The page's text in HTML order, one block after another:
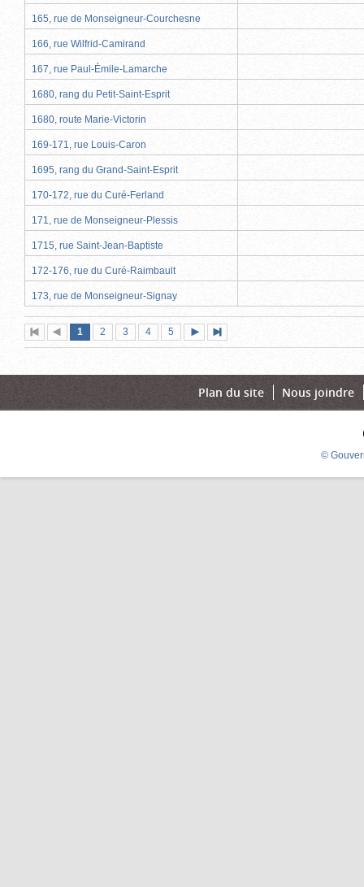
165, rue de Monseigneur-Courchesne
166, rue Wilfrid-Camirand
167, rue Paul-Émile-Lamarche
1680, rang du Petit-Saint-Esprit
1680, route Marie-Victorin
169-171, rue Louis-Caron
1695, rang du Grand-Saint-Esprit
170-172, rue du Curé-Ferland
171, rue de Monseigneur-Plessis
1715, rue Saint-Jean-Baptiste
172-176, rue du Curé-Raimbault
173, rue de Monseigneur-Signay
Première
page
Page
précédente
Page
1 (page
actuelle)
Page
2 Page
3 Page
4 Page
5
suivante
page
Plan du site Nous joindre
©